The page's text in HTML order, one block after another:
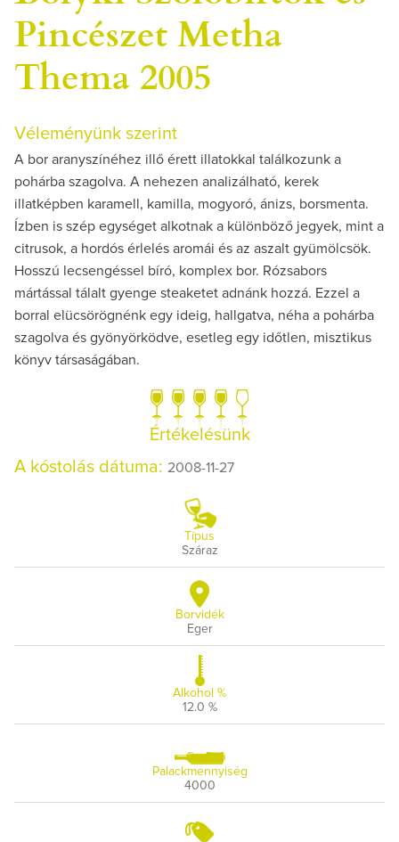
Pincészet Metha
Thema 2005
Véleményünk szerint
A bor aranyszínéhez illő érett illatokkal találkozunk a
pohárba szagolva. A nehezen analizálható, kerek
illatképben karamell, kamilla, mogyoró, ánizs, borsmenta.
Ízben is szép egységet alkotnak a különböző jegyek, mint a
citrusok, a hordós érlelés aromái és az aszalt gyümölcsök.
Hosszú lecsengéssel bíró, komplex bor. Rózsabors
mártással tálalt gyenge steaketet adnánk hozzá. Ezzel a
borral elücsörögnénk egy ideig, hallgatva, néha a pohárba
szagolva és gyönyörködve, esetleg egy időtlen, misztikus
könyv társaságában.
Értékelésünk
A kóstolás dátuma: 2008-11-27
Típus
Száraz
Borvidék
Eger
Alkohol %
12.0 %
Palackmennyiség
4000